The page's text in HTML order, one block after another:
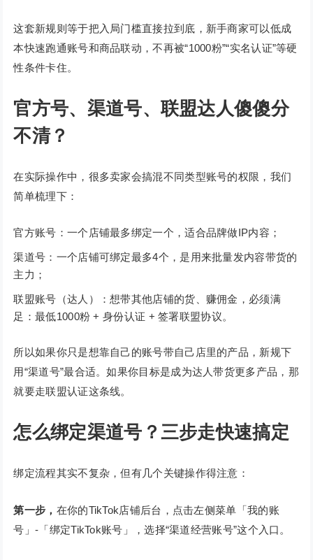
这套新规则等于把入局门槛直接拉到底，新手商家可以低成
本快速跑通账号和商品联动，不再被“1000粉”“实名认证”等硬
性条件卡住。
官方号、渠道号、联盟达人傻傻分
不清？
在实际操作中，很多卖家会搞混不同类型账号的权限，我们
简单梳理下：
官方账号：一个店铺最多绑定一个，适合品牌做IP内容；
渠道号：一个店铺可绑定最多4个，是用来批量发内容带货的
主力；
联盟账号（达人）：想带其他店铺的货、赚佣金，必须满
足：最低1000粉 + 身份认证 + 签署联盟协议。
所以如果你只是想靠自己的账号带自己店里的产品，新规下
用“渠道号”最合适。如果你目标是成为达人带货更多产品，那
就要走联盟认证这条线。
怎么绑定渠道号？三步走快速搞定
绑定流程其实不复杂，但有几个关键操作得注意：
第一步， 在你的TikTok店铺后台，点击左侧菜单「我的账
号」-「绑定TikTok账号」，选择“渠道经营账号”这个入口。